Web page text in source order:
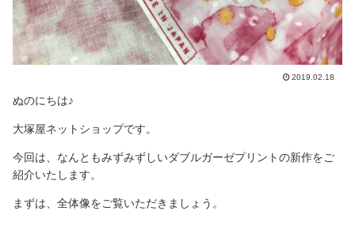
2019.02.18
ぬのにちは♪
大塚屋ネットショップです。
今回は、なんともみずみずしいダブルガーゼプリントの新作をご
紹介いたします。
まずは、全体像をご覧いただきましょう。